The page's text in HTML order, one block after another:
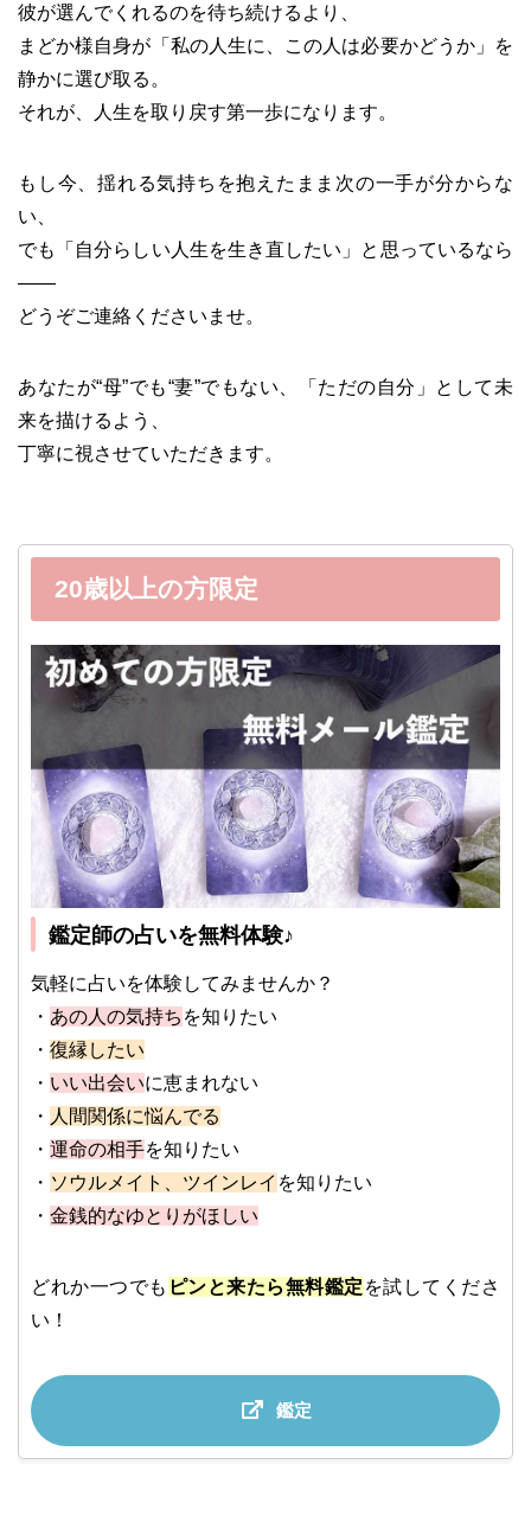
彼が選んでくれるのを待ち続けるより、
まどか様自身が「私の人生に、この人は必要かどうか」を
静かに選び取る。
それが、人生を取り戻す第一歩になります。
もし今、揺れる気持ちを抱えたまま次の一手が分からな
い、
でも「自分らしい人生を生き直したい」と思っているなら
――
どうぞご連絡くださいませ。
あなたが“母”でも“妻”でもない、「ただの自分」として未
来を描けるよう、
丁寧に視させていただきます。
20歳以上の方限定
鑑定師の占いを無料体験♪
気軽に占いを体験してみませんか？
・ あの人の気持ち を知りたい
・ 復縁したい
・ いい出会いに恵まれない
・ 人間関係に悩んでる
・ 運命の相手を知りたい
・ ソウルメイト、ツインレイ を知りたい
・ 金銭的なゆとりがほしい
どれか一つでも ピンと来たら無料鑑定 を試してくださ
い！
鑑定